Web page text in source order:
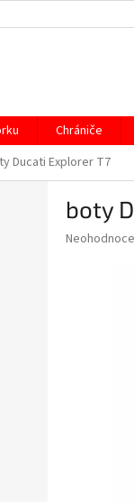
Chrániče
Ducati Explorer T7
boty
Průměrné